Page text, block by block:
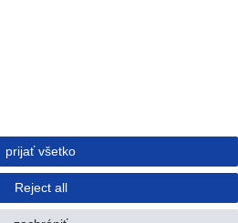
prijať všetko
Reject all